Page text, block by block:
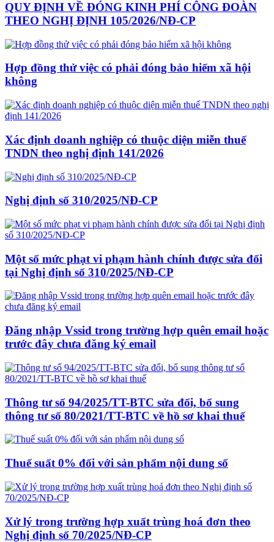
QUY ĐỊNH VỀ ĐÓNG KINH PHÍ CÔNG ĐOÀN
THEO NGHỊ ĐỊNH 105/2026/NĐ-CP
Hợp đồng thử việc có phải đóng bảo hiểm xã hội
không
Xác định doanh nghiệp có thuộc diện miễn thuế
TNDN theo nghị định 141/2026
Nghị định số 310/2025/NĐ-CP
Một số mức phạt vi phạm hành chính được sửa đổi
tại Nghị định số 310/2025/NĐ-CP
Đăng nhập Vssid trong trường hợp quên email hoặc
trước đây chưa đăng ký email
Thông tư số 94/2025/TT-BTC sửa đổi, bổ sung
thông tư số 80/2021/TT-BTC về hồ sơ khai thuế
Thuế suất 0% đối với sản phẩm nội dung số
Xử lý trong trường hợp xuất trùng hoá đơn theo
Nghị định số 70/2025/NĐ-CP